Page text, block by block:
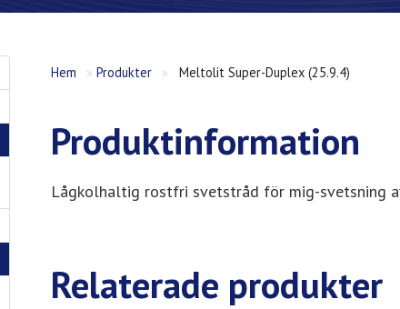
Hem »Produkter » Meltolit Super-Duplex (25.9.4)
Produktinformation
Lågkolhaltig rostfri svetstråd för mig-svetsning
Relaterade produkter